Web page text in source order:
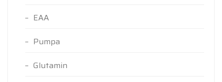
EAA
Pumpa
Glutamin